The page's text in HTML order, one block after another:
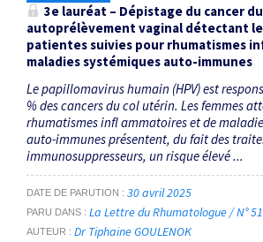
3e lauréat – Dépistage du cancer
autoprélèvement vaginal détectant le
patientes suivies pour rhumatismes
maladies systémiques auto-immunes
Le papillomavirus humain (HPV) est
% des cancers du col utérin. Les femmes
rhumatismes infl ammatoires et de
auto-immunes présentent, du fait des
immunosuppresseurs, un risque élevé ...
DATE DE PARUTION 30 avril 2025
PARU DANS La Lettre du Rhumatologue / N°
AUTEUR Dr Tiphaine GOULENOK